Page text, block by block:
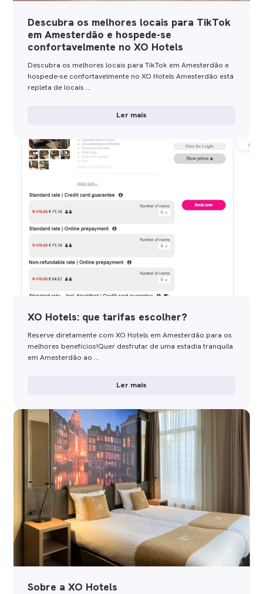
Descubra os melhores locais para TikTok
em Amesterdão e hospede-se
confortavelmente no XO Hotels
Descubra os melhores locais para TikTok em Amesterdão e
hospede-se confortavelmente no XO Hotels Amesterdão está
repleta de locais …
Ler mais
XO Hotels: que tarifas escolher?
Reserve diretamente com XO Hotels em Amesterdão para os
melhores benefícios!Quer desfrutar de uma estadia tranquila
em Amesterdão ao …
Ler mais
Sobre a XO Hotels